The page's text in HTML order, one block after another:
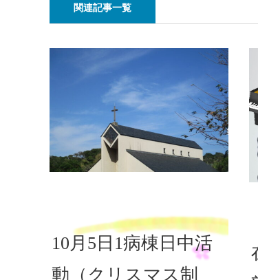
関連記事一覧
10月5日1病棟日中活
動（クリスマス制